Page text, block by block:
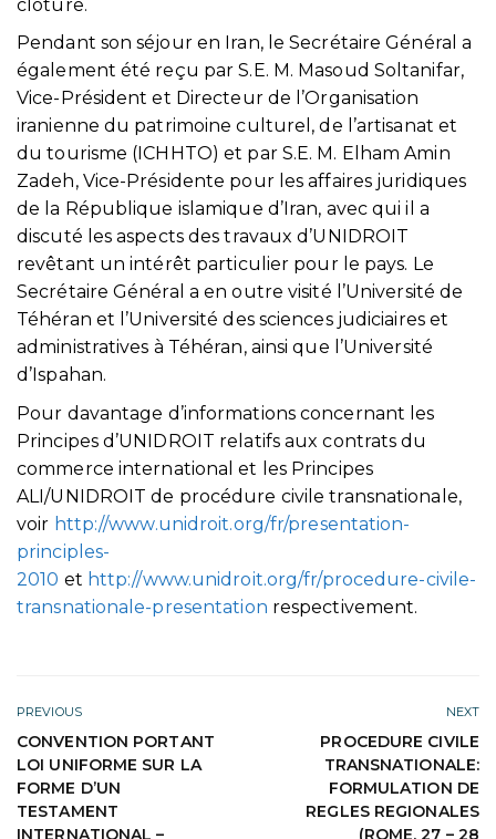
clôture.
Pendant son séjour en Iran, le Secrétaire Général a
également été reçu par S.E. M. Masoud Soltanifar,
Vice-Président et Directeur de l’Organisation
iranienne du patrimoine culturel, de l’artisanat et
du tourisme (ICHHTO) et par S.E. M. Elham Amin
Zadeh, Vice-Présidente pour les affaires juridiques
de la République islamique d’Iran, avec qui il a
discuté les aspects des travaux d’UNIDROIT
revêtant un intérêt particulier pour le pays. Le
Secrétaire Général a en outre visité l’Université de
Téhéran et l’Université des sciences judiciaires et
administratives à Téhéran, ainsi que l’Université
d’Ispahan.
Pour davantage d’informations concernant les
Principes d’UNIDROIT relatifs aux contrats du
commerce international et les Principes
ALI/UNIDROIT de procédure civile transnationale,
voir http://www.unidroit.org/fr/presentation-
principles-
2010 et http://www.unidroit.org/fr/procedure-civile-
transnationale-presentation respectivement.
PREVIOUS
CONVENTION PORTANT
LOI UNIFORME SUR LA
FORME D’UN
TESTAMENT
INTERNATIONAL –
NEXT
PROCEDURE CIVILE
TRANSNATIONALE:
FORMULATION DE
REGLES REGIONALES
(ROME, 27 – 28